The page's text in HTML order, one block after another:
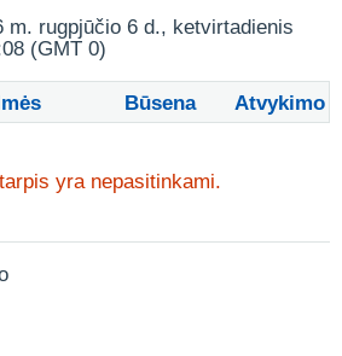
m. rugpjūčio 6 d., ketvirtadienis
(GMT 0)
Būsena Atvykimo
yra nepasitinkami.